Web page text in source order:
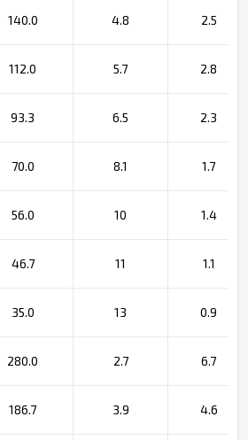
140.0 4.8 2.5
112.0 5.7 2.8
93.3 6.5 2.3
70.0 8.1 1.7
56.0 10 1.4
46.7 11 1.1
35.0 13 0.9
280.0 2.7 6.7
186.7 3.9 4.6